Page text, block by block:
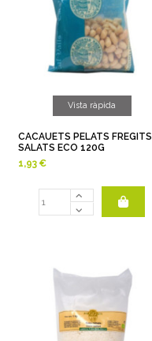
Vista ràpida
CACAUETS PELATS FREGITS I
SALATS ECO 120G
1,93 €